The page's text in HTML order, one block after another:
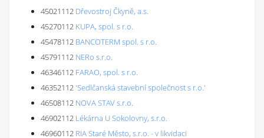
45021112 Dřevostroj Čkyně, a.s.
45270112 KUPA, spol. s r.o.
45478112 BANCOTERM spol. s r.o.
45791112 NERo s.r.o.
46346112 FARAO, spol. s r.o.
46352112'Sedlčanská stavební společnost s r.o.'
46508112 NOVA STAV s.r.o.
46902112 Lékárna U Sokolovny, s.r.o.
46960112 RIA Staré Město, s.r.o. - v likvidaci